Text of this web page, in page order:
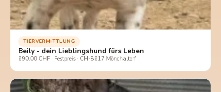
TIERVERMITTLUNG
Beily - dein Lieblingshund fürs Leben
690.00 CHF · Festpreis · CH-8617 Mönchaltorf